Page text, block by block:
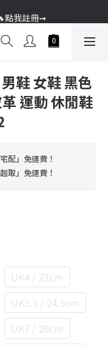
我註冊➞
點我註冊➞
鞋 女鞋 黑色
運動 休閒鞋
配」免運費！
取」免運費！
UK4 / 23cm
UK5.5 / 24.5cm
UK7 / 26cm